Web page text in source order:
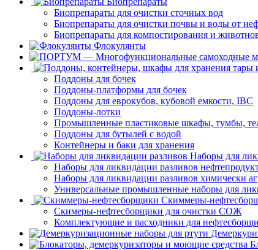
Биопрепараты для очистки сточных вод
Биопрепараты для очистки почвы и воды от
Биопрепараты для компостирования и
Флокулянты
Поддоны для бочек
Поддоны-платформы для бочек
Поддоны для еврокубов, кубовой емкости, IBC
Поддоны-лотки
Промышленные пластиковые шкафы, тумбы,
Поддоны для бутылей с водой
Контейнеры и баки для хранения
Наборы для
Наборы для ликвидации разливов
Наборы для ликвидации разливов химически
Универсальные промышленные наборы для
Скиммеры-
Скимеры-нефтесборщики для очистки СОЖ
Комплектующие и расходники для